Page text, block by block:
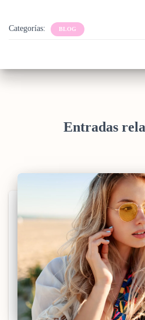
Categorías: BLOG
Entradas